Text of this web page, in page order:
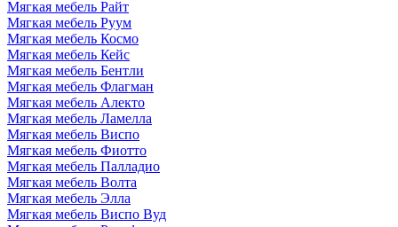
Мягкая мебель Райт
Мягкая мебель Руум
Мягкая мебель Космо
Мягкая мебель Кейс
Мягкая мебель Бентли
Мягкая мебель Флагман
Мягкая мебель Алекто
Мягкая мебель Ламелла
Мягкая мебель Виспо
Мягкая мебель Фиотто
Мягкая мебель Палладио
Мягкая мебель Волта
Мягкая мебель Элла
Мягкая мебель Виспо Вуд